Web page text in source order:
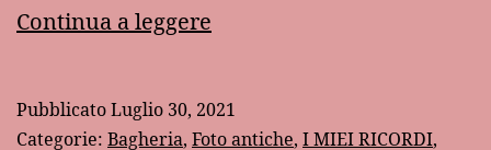
Continua a leggere
Maggiore
PubblicatoLuglio 30, 2021
Categorie: Bagheria, Foto antiche, I MIEI RICORDI,